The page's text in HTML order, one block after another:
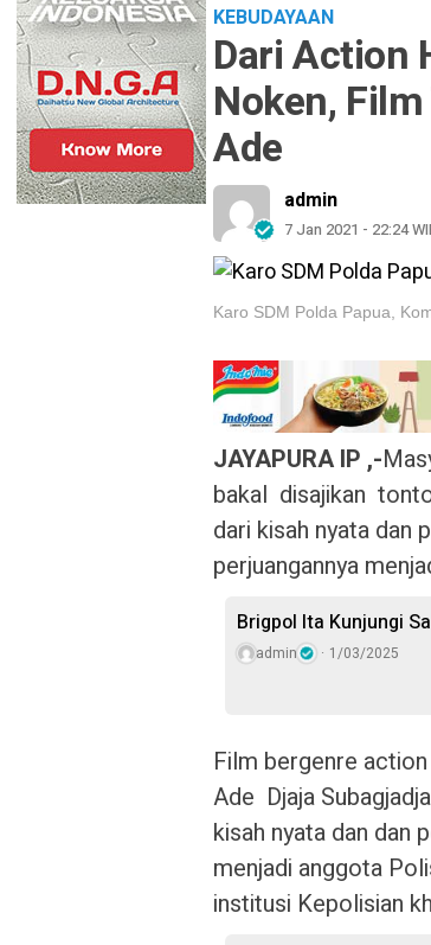
KEBUDAYAAN
Dari Action
Noken,
Ade
admin
7 Jan 2021 - 22:24
Karo SDM Polda Papua,
JAYAPURA IP ,-
bakal disajikan
dari kisah nyata dan
perjuangannya
Brigpol Ita Kunjungi
admin 1/03/2025
Film bergenre
Ade Djaja
kisah nyata dan dan
menjadi anggota
institusi Kepolisian